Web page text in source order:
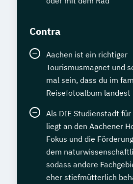
Contra
Aachen ist ein richtiger
Tourismusmagnet und
mal sein, dass du im
Reisefotoalbum landest
Als DIE Studienstadt für
liegt an den Aachener
Fokus und die
dem
sodass andere
eher stiefmütterlich